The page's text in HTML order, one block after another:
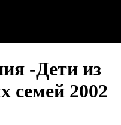
-Дети из
семей 2002